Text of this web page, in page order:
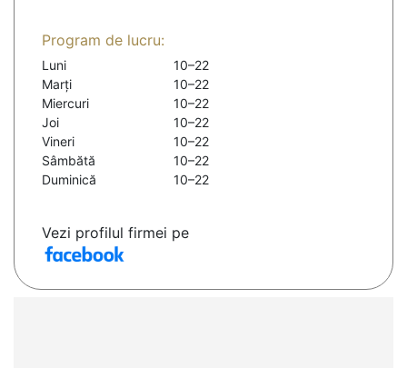
Program de lucru:
Luni
10–22
Marți
10–22
Miercuri
10–22
Joi
10–22
Vineri
10–22
Sâmbătă
10–22
Duminică
10–22
Vezi profilul firmei pe